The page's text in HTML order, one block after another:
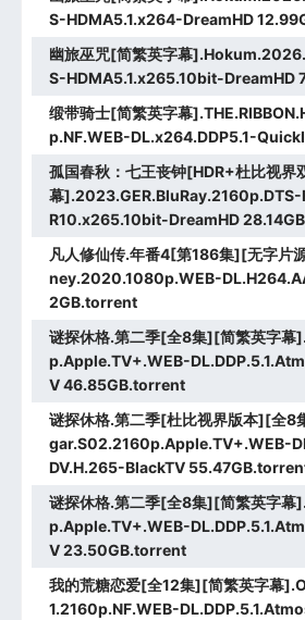
S-HDMA5.1.x264-DreamHD
幽旅巫咒[简繁英字幕
S-HDMA5.1.x265.10bit-DreamHD
缎带骑士[简繁英字幕
p.NF.WEB-DL.x264.DDP5.1-
孤国春秋：七王丧钟[HDR+杜比视界
幕].2023.GER.BluRay.2160p.DTS-
R10.x265.10bit-DreamHD
凡人修仙传.年番4[第186集][无字
ney.2020.1080p.WEB-
2GB.torrent
谜探休格.第二季[全8集][简繁英字
p.Apple.TV+.WEB-
V 46.85GB.torrent
谜探休格.第二季[杜比视界版本][全8
gar.S02.2160p.Apple.TV+.WEB-
DV.H.265-BlackTV
谜探休格.第二季[全8集][简繁英字
p.Apple.TV+.WEB-
V 23.50GB.torrent
我的荒糖恋爱[全12集][简繁英字幕
1.2160p.NF.WEB-